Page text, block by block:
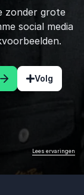
zonder grote
social media
Volg
Lees ervaringen